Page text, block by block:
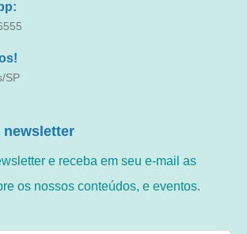
SP
newsletter
e receba em seu e-mail as
os nossos conteúdos, e eventos.